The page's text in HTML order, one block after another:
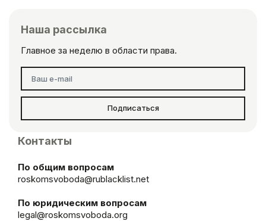
Наша рассылка
Главное за неделю в области права.
Подписаться
Контакты
По общим вопросам
roskomsvoboda@rublacklist.net
По юридическим вопросам
legal@roskomsvoboda.org